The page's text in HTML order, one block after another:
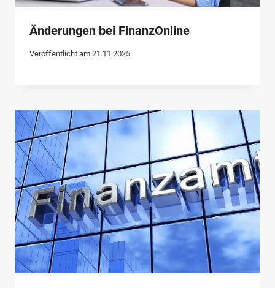
Änderungen bei FinanzOnline
Veröffentlicht am 21.11.2025